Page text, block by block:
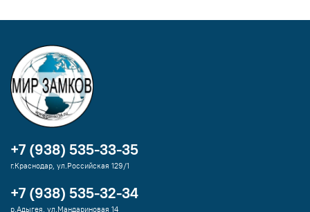
+7 (938) 535-33-35
г.Краснодар, ул.Российская 129/1
+7 (938) 535-32-34
р.Адыгея, ул.Мандариновая 14